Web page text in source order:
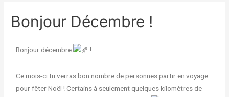
Bonjour Décembre !
Bonjour décembre !
Ce mois-ci tu verras bon nombre de personnes partir en voyage
pour fêter Noël ! Certains à seulement quelques kilomètres de